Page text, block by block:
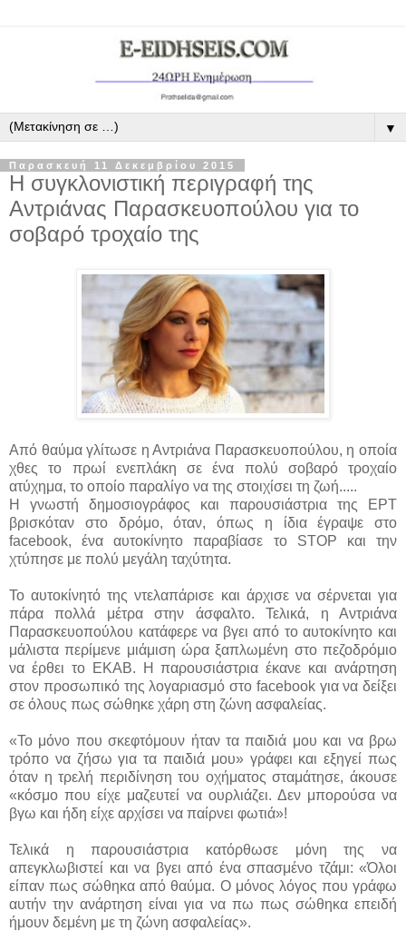
▼
Παρασκευή 11 Δεκεμβρίου 2015
Η συγκλονιστική περιγραφή της
Αντριάνας Παρασκευοπούλου για το
σοβαρό τροχαίο της
Από θαύμα γλίτωσε η Αντριάνα Παρασκευοπούλου, η οποία
χθες το πρωί ενεπλάκη σε ένα πολύ σοβαρό τροχαίο
ατύχημα, το οποίο παραλίγο να της στοιχίσει τη ζωή.....
Η γνωστή δημοσιογράφος και παρουσιάστρια της ΕΡΤ
βρισκόταν στο δρόμο, όταν, όπως η ίδια έγραψε στο
facebook, ένα αυτοκίνητο παραβίασε το STOP και την
χτύπησε με πολύ μεγάλη ταχύτητα.
Το αυτοκίνητό της ντελαπάρισε και άρχισε να σέρνεται για
πάρα πολλά μέτρα στην άσφαλτο. Τελικά, η Αντριάνα
Παρασκευοπούλου κατάφερε να βγει από το αυτοκίνητο και
μάλιστα περίμενε μιάμιση ώρα ξαπλωμένη στο πεζοδρόμιο
να έρθει το ΕΚΑΒ. Η παρουσιάστρια έκανε και ανάρτηση
στον προσωπικό της λογαριασμό στο facebook για να δείξει
σε όλους πως σώθηκε χάρη στη ζώνη ασφαλείας.
«Το μόνο που σκεφτόμουν ήταν τα παιδιά μου και να βρω
τρόπο να ζήσω για τα παιδιά μου» γράφει και εξηγεί πως
όταν η τρελή περιδίνηση του οχήματος σταμάτησε, άκουσε
«κόσμο που είχε μαζευτεί να ουρλιάζει. Δεν μπορούσα να
βγω και ήδη είχε αρχίσει να παίρνει φωτιά»!
Τελικά η παρουσιάστρια κατόρθωσε μόνη της να
απεγκλωβιστεί και να βγει από ένα σπασμένο τζάμι: «Όλοι
είπαν πως σώθηκα από θαύμα. Ο μόνος λόγος που γράφω
αυτήν την ανάρτηση είναι για να πω πως σώθηκα επειδή
ήμουν δεμένη με τη ζώνη ασφαλείας».